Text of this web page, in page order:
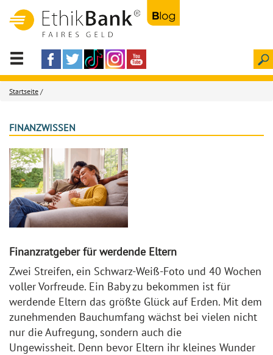
Startseite /
FINANZWISSEN
Finanzratgeber für werdende Eltern
Zwei Streifen, ein Schwarz-Weiß-Foto und 40 Wochen
voller Vorfreude. Ein Baby zu bekommen ist für
werdende Eltern das größte Glück auf Erden. Mit dem
zunehmenden Bauchumfang wächst bei vielen nicht
nur die Aufregung, sondern auch die
Ungewissheit. Denn bevor Eltern ihr kleines Wunder